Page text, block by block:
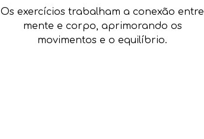
Os exercícios trabalham a conexão entre
mente e corpo, aprimorando os
movimentos e o equilíbrio.